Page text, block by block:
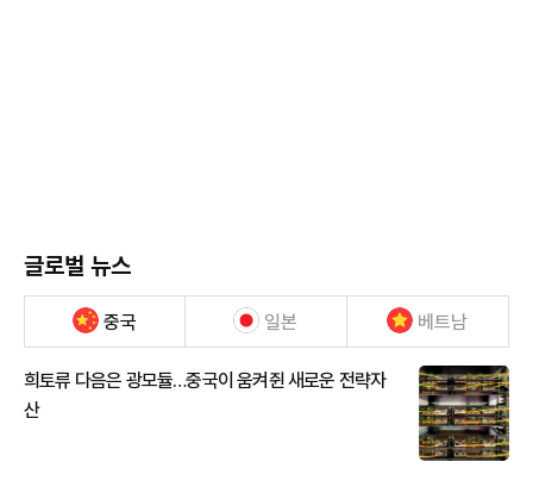
글로벌 뉴스
중국 일본 베트남
희토류 다음은 광모듈…중국이 움켜쥔 새로운 전략자
산